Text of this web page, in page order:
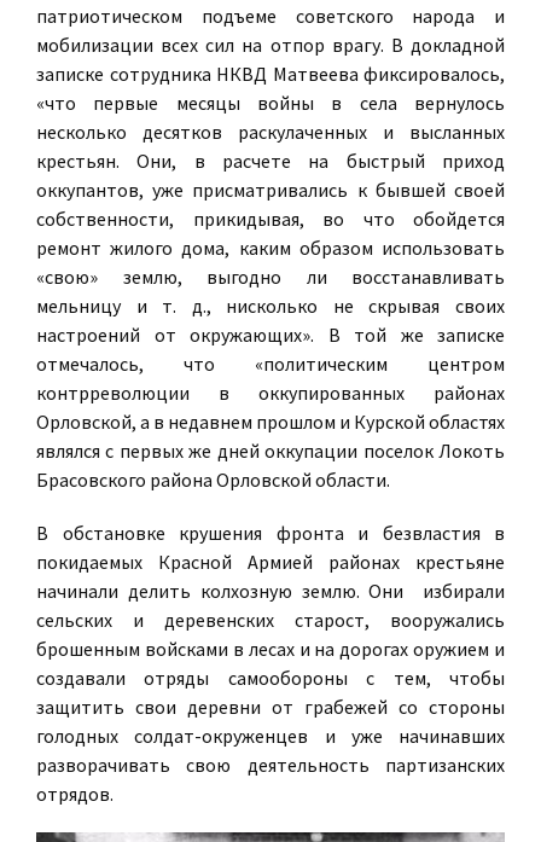
патриотическом подъеме советского народа и
мобилизации всех сил на отпор врагу. В докладной
записке сотрудника НКВД Матвеева фиксировалось,
«что первые месяцы войны в села вернулось
несколько десятков раскулаченных и высланных
крестьян. Они, в расчете на быстрый приход
оккупантов, уже присматривались к бывшей своей
собственности, прикидывая, во что обойдется
ремонт жилого дома, каким образом использовать
«свою» землю, выгодно ли восстанавливать
мельницу и т. д., нисколько не скрывая своих
настроений от окружающих». В той же записке
отмечалось, что «политическим центром
контрреволюции в оккупированных районах
Орловской, а в недавнем прошлом и Курской областях
являлся с первых же дней оккупации поселок Локоть
Брасовского района Орловской области.
В обстановке крушения фронта и безвластия в
покидаемых Красной Армией районах крестьяне
начинали делить колхозную землю. Они избирали
сельских и деревенских старост, вооружались
брошенным войсками в лесах и на дорогах оружием и
создавали отряды самообороны с тем, чтобы
защитить свои деревни от грабежей со стороны
голодных солдат-окруженцев и уже начинавших
разворачивать свою деятельность партизанских
отрядов.